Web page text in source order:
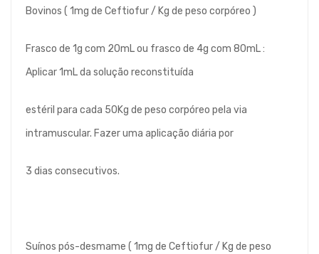
Bovinos ( 1mg de Ceftiofur / Kg de peso corpóreo )
Frasco de 1g com 20mL ou frasco de 4g com 80mL :
Aplicar 1mL da solução reconstituída
estéril para cada 50Kg de peso corpóreo pela via
intramuscular. Fazer uma aplicação diária por
3 dias consecutivos.
Suínos pós-desmame ( 1mg de Ceftiofur / Kg de peso